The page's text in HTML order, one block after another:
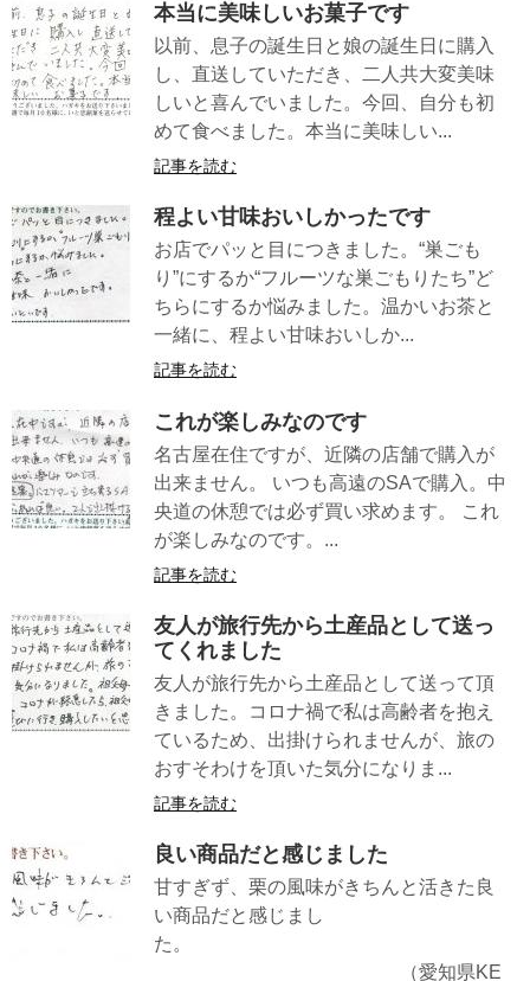
本当に美味しいお菓子です
以前、息子の誕生日と娘の誕生日に購入
し、直送していただき、二人共大変美味
しいと喜んでいました。今回、自分も初
めて食べました。本当に美味しい...
記事を読む
程よい甘味おいしかったです
お店でパッと目につきました。“巣ごも
り”にするか“フルーツな巣ごもりたち”ど
ちらにするか悩みました。温かいお茶と
一緒に、程よい甘味おいしか...
記事を読む
これが楽しみなのです
名古屋在住ですが、近隣の店舗で購入が
出来ません。 いつも高遠のSAで購入。中
央道の休憩では必ず買い求めます。 これ
が楽しみなのです。...
記事を読む
友人が旅行先から土産品として送っ
てくれました
友人が旅行先から土産品として送って頂
きました。コロナ禍で私は高齢者を抱え
ているため、出掛けられませんが、旅の
おすそわけを頂いた気分になりま...
記事を読む
良い商品だと感じました
甘すぎず、栗の風味がきちんと活きた良
い商品だと感じまし
た。
（愛知県KE